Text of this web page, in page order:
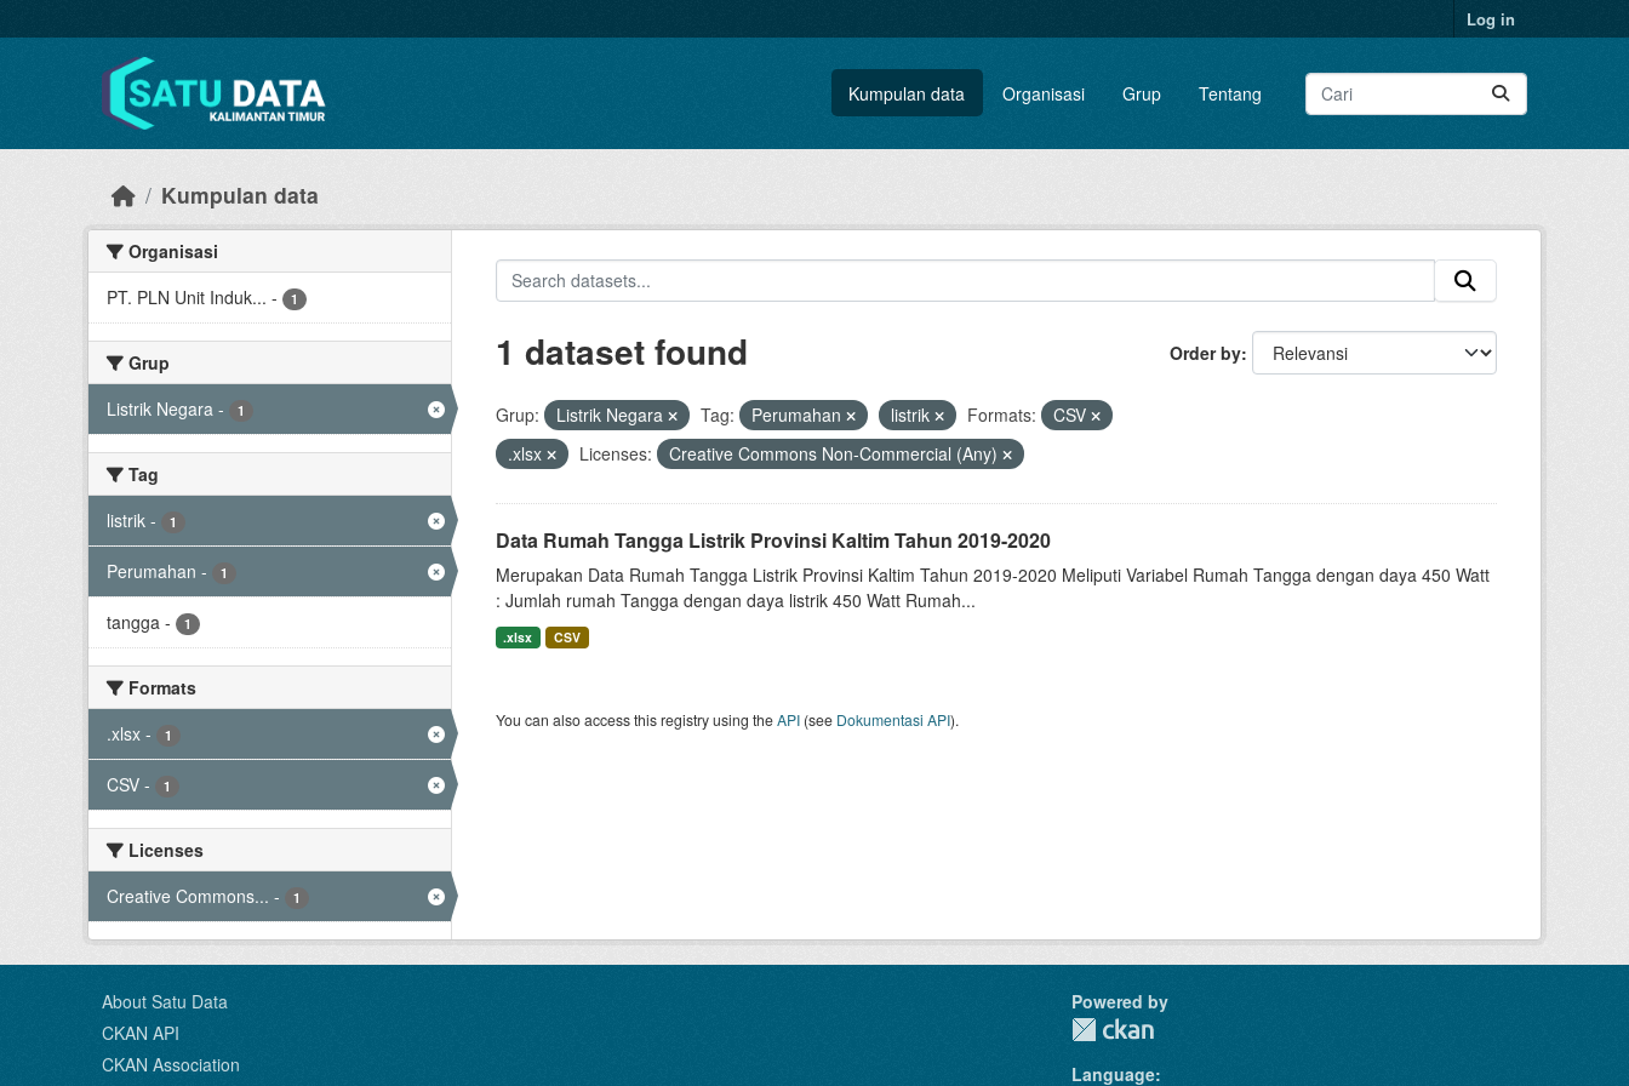
Log in
Kumpulan data Organisasi Grup Tentang
Kumpulan data
Organisasi
PT. PLN Unit Induk... - 1
Grup
Listrik Negara - 1
Tag
listrik - 1
Perumahan - 1
tangga - 1
Formats
.xlsx - 1
CSV - 1
Licenses
Creative Commons... - 1
Order by
1 dataset found
Grup: Listrik Negara Tag: Perumahan listrik Formats:
CSV
.xlsx
Licenses: Creative Commons Non-Commercial (Any)
Data Rumah Tangga Listrik Provinsi Kaltim Tahun 2019-2020
Merupakan Data Rumah Tangga Listrik Provinsi Kaltim Tahun 2019-2020 Meliputi Variabel Rumah Tangga dengan daya 450 Watt
: Jumlah rumah Tangga dengan daya listrik 450 Watt Rumah...
.xlsx CSV
You can also access this registry using theAPI(see Dokumentasi API).
About Satu Data
CKAN API
CKAN Association
Powered by
Language